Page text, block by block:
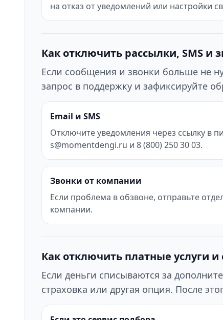
на отказ от уведомлений или настройки
Как отключить рассылки, SMS и
Если сообщения и звонки больше не
запрос в поддержку и зафиксируйте
Email и SMS
Отключите уведомления через ссылку в
s@momentdengi.ru и 8 (800) 250 30 03.
Звонки от компании
Если проблема в обзвоне, отправьте
компании.
Как отключить платные услуги и
Если деньги списываются за
страховка или другая опция. После